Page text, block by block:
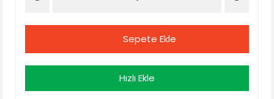
Sepete Ekle
Hızlı Ekle